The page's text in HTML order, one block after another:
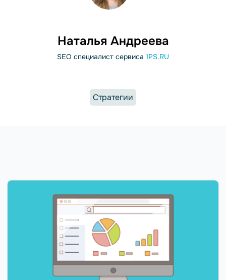
Наталья Андреева
SEO специалист сервиса 1PS.RU
Стратегии